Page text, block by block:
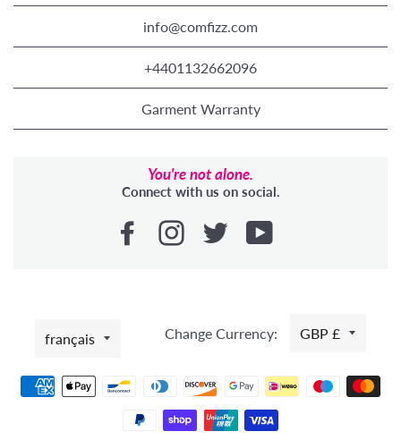
info@comfizz.com
+4401132662096
Garment Warranty
You're not alone.
Connect with us on social.
LANGUE
français Change Currency: GBP £
Moyens
de
paiement